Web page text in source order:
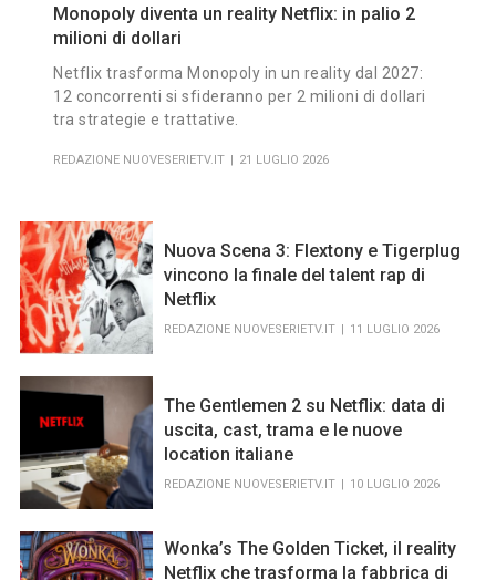
Monopoly diventa un reality Netflix: in palio 2
milioni di dollari
Netflix trasforma Monopoly in un reality dal 2027:
12 concorrenti si sfideranno per 2 milioni di dollari
tra strategie e trattative.
REDAZIONE NUOVESERIETV.IT 21 LUGLIO 2026
Nuova Scena 3: Flextony e Tigerplug
vincono la finale del talent rap di
Netflix
REDAZIONE NUOVESERIETV.IT 11 LUGLIO 2026
The Gentlemen 2 su Netflix: data di
uscita, cast, trama e le nuove
location italiane
REDAZIONE NUOVESERIETV.IT 10 LUGLIO 2026
Wonka’s The Golden Ticket, il reality
Netflix che trasforma la fabbrica di